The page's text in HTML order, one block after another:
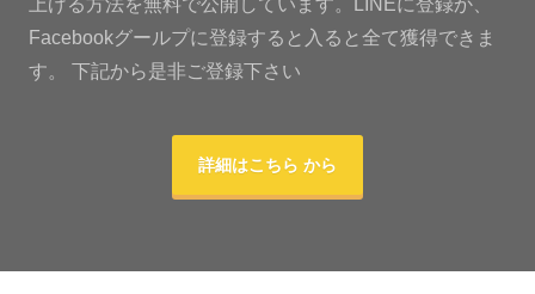
上げる方法を無料で公開しています。LINEに登録か、
Facebookグールプに登録すると入ると全て獲得できま
す。 下記から是非ご登録下さい
詳細はこちら から